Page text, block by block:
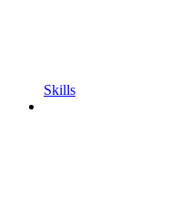
Skills